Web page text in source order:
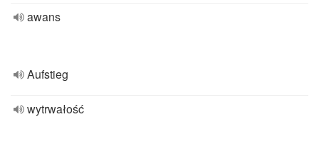
awans
Aufstieg
wytrwałość